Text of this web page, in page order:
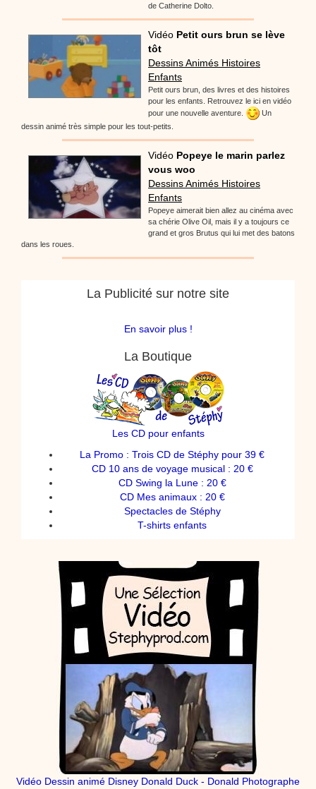
de Catherine Dolto.
Vidéo Petit ours brun se lève
tôt
Dessins Animés Histoires
Enfants
Petit ours brun, des livres et des histoires
pour les enfants. Retrouvez le ici en vidéo
pour une nouvelle aventure.
Un
dessin animé très simple pour les tout-petits.
Vidéo Popeye le marin parlez
vous woo
Dessins Animés Histoires
Enfants
Popeye aimerait bien allez au cinéma avec
sa chérie Olive Oil, mais il y a toujours ce
grand et gros Brutus qui lui met des batons
dans les roues.
La Publicité sur notre site
En savoir plus !
La Boutique
Les CD pour enfants
La Promo : Trois CD de Stéphy pour 39 €
CD 10 ans de voyage musical : 20 €
CD Swing la Lune : 20 €
CD Mes animaux : 20 €
Spectacles de Stéphy
T-shirts enfants
Vidéo Dessin animé Disney Donald Duck - Donald Photographe